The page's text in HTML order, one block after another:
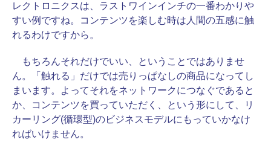
レクトロニクスは、ラストワインインチの一番わかりや
すい例ですね。コンテンツを楽しむ時は人間の五感に触
れるわけですから。
もちろんそれだけでいい、ということではありませ
ん。「触れる」だけでは売りっぱなしの商品になってし
まいます。よってそれをネットワークにつなぐであると
か、コンテンツを買っていただく、という形にして、リ
カーリング(循環型)のビジネスモデルにもっていかなけ
ればいけません。